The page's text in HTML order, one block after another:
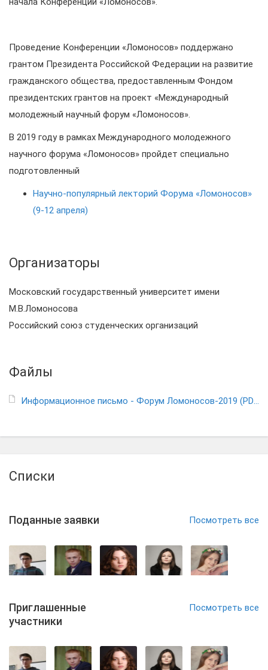
Проведение Конференции «Ломоносов» поддержано
грантом Президента Российской Федерации на развитие
гражданского общества, предоставленным Фондом
президентских грантов на проект «Международный
молодежный научный форум «Ломоносов».
В 2019 году в рамках Международного молодежного
научного форума «Ломоносов» пройдет специально
подготовленный
Научно-популярный лекторий Форума «Ломоносов»
(9-12 апреля)
Организаторы
Московский государственный университет имени
М.В.Ломоносова
Российский союз студенческих организаций
Файлы
Информационное письмо - Форум Ломоносов-2019 (PDF)
Списки
Поданные заявки Посмотреть все
Приглашенные
участники
Посмотреть все